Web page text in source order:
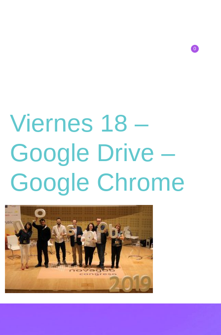
0
Viernes 18 –
Google Drive –
Google Chrome